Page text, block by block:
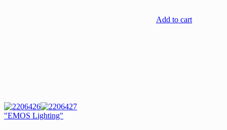
Add to cart
"EMOS Lighting"